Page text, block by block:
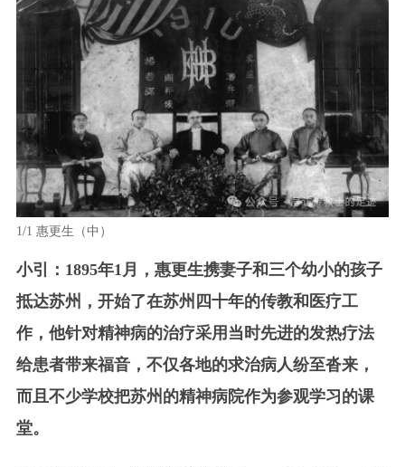
1/1 惠更生（中）
小引：1895年1月，惠更生携妻子和三个幼小的孩子
抵达苏州，开始了在苏州四十年的传教和医疗工
作，他针对精神病的治疗采用当时先进的发热疗法
给患者带来福音，不仅各地的求治病人纷至沓来，
而且不少学校把苏州的精神病院作为参观学习的课
堂。